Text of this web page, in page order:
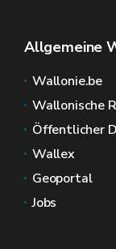
Allgemeine
Wallonie.be
Wallonische
Öffentlicher
Wallex
Geoportal
Jobs